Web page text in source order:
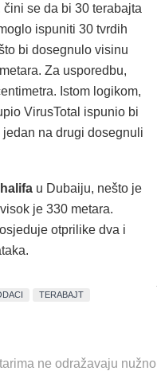
se da bi 30 terabajta
ispuniti 30 tvrdih
bi dosegnulo visinu
Za usporedbu,
Istom logikom,
VirusTotal ispunio bi
na drugi dosegnuli
u Dubaiju, nešto je
je 330 metara.
otprilike dva i
TERABAJT
ne odražavaju nužno